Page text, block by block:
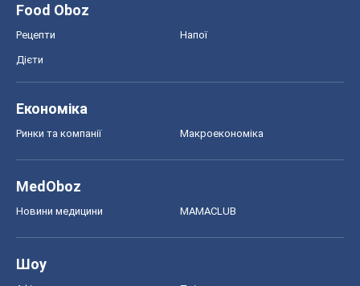
Food Oboz
Рецепти Напої
Дієти
Економіка
Ринки та компанії Макроекономіка
MedOboz
Новини медицини MAMACLUB
Шоу